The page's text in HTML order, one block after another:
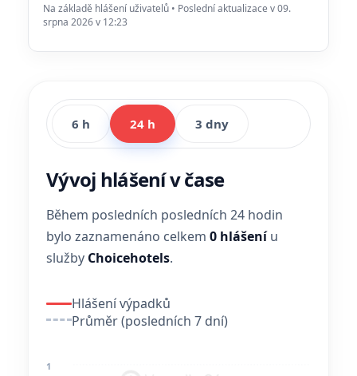
Na základě hlášení uživatelů • Poslední aktualizace v 09.
srpna 2026 v 12:23
6 h 24 h 3 dny
Vývoj hlášení v čase
Během posledních posledních 24 hodin
bylo zaznamenáno celkem 0 hlášeníu
služby Choicehotels.
Hlášení výpadků
Průměr (posledních 7 dní)
1